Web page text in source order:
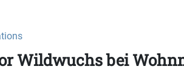
Wildwuchs bei